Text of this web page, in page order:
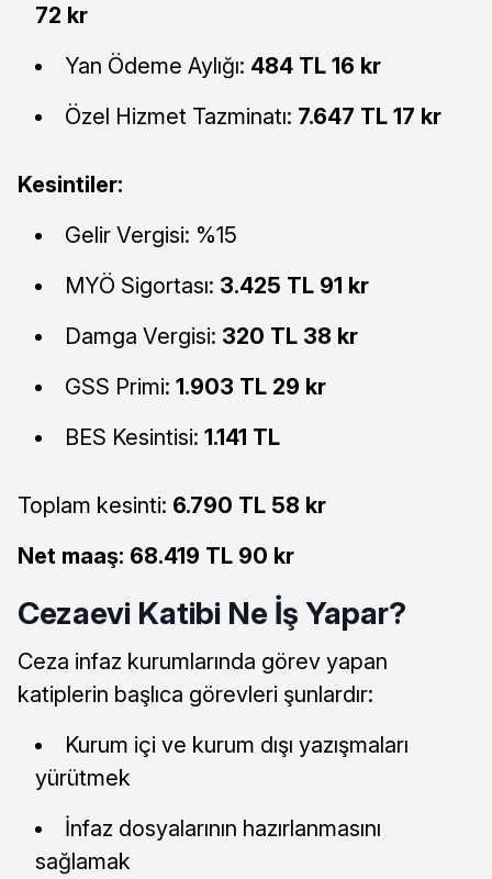
72 kr
Yan Ödeme Aylığı: 484 TL 16 kr
Özel Hizmet Tazminatı: 7.647 TL 17 kr
Kesintiler:
Gelir Vergisi: %15
MYÖ Sigortası: 3.425 TL 91 kr
Damga Vergisi: 320 TL 38 kr
GSS Primi: 1.903 TL 29 kr
BES Kesintisi: 1.141 TL
Toplam kesinti: 6.790 TL 58 kr
Net maaş: 68.419 TL 90 kr
Cezaevi Katibi Ne İş Yapar?
Ceza infaz kurumlarında görev yapan
katiplerin başlıca görevleri şunlardır:
Kurum içi ve kurum dışı yazışmaları
yürütmek
İnfaz dosyalarının hazırlanmasını
sağlamak